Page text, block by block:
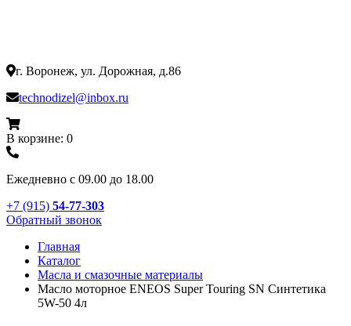
г. Воронеж, ул. Дорожная, д.86
technodizel@inbox.ru
В корзине: 0
Ежедневно с 09.00 до 18.00
+7 (915) 54-77-303
Обратный звонок
Главная
Каталог
Масла и смазочные материалы
Масло моторное ENEOS Super Touring SN Синтетика
5W-50 4л